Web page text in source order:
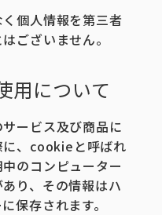
個人情報を第三者
ございません。
について
ービス及び商品に
に、cookieと呼ばれ
のコンピューター
り、その情報はハ
保存されます。